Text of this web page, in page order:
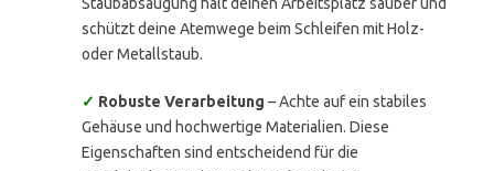
schützt deine Atemwege beim Schleifen mit Holz-
oder Metallstaub.
✓ Robuste Verarbeitung – Achte auf ein stabiles
Gehäuse und hochwertige Materialien. Diese
Eigenschaften sind entscheidend für die